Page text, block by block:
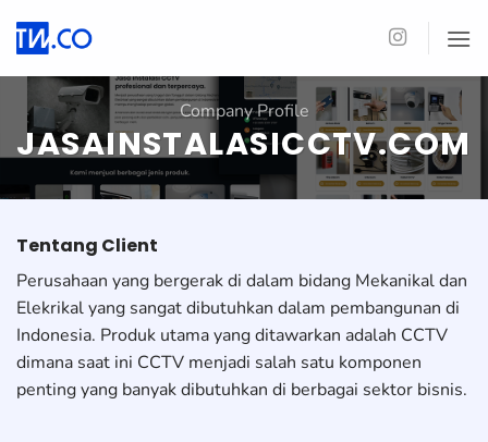
Company Profile
JASAINSTALASICCTV.COM
Tentang Client
Perusahaan yang bergerak di dalam bidang Mekanikal dan
Elekrikal yang sangat dibutuhkan dalam pembangunan di
Indonesia. Produk utama yang ditawarkan adalah CCTV
dimana saat ini CCTV menjadi salah satu komponen
penting yang banyak dibutuhkan di berbagai sektor bisnis.